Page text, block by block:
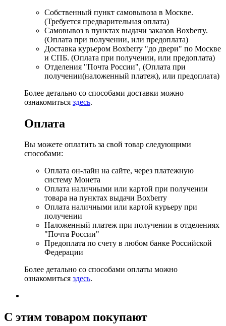
Собственный пункт самовывоза в Москве.
(Требуется предварительная оплата)
Самовывоз в пунктах выдачи заказов Boxberry.
(Оплата при получении, или предоплата)
Доставка курьером Boxberry "до двери" по Москве
и СПБ. (Оплата при получении, или предоплата)
Отделения "Почта России", (Оплата при
получении(наложенный платеж), или предоплата)
Более детально со способами доставки можно
ознакомиться здесь.
Оплата
Вы можете оплатить за свой товар следующими
способами:
Оплата он-лайн на сайте, через платежную
систему Монета
Оплата наличными или картой при получении
товара на пунктах выдачи Boxberry
Оплата наличными или картой курьеру при
получении
Наложенный платеж при получении в отделениях
"Почта России"
Предоплата по счету в любом банке Российской
Федерации
Более детально со способами оплаты можно
ознакомиться здесь.
C этим товаром покупают